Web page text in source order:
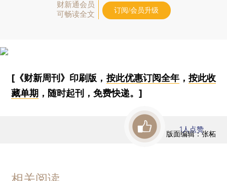
财新通会员
可畅读全文
订阅/会员升级
[《财新周刊》印刷版， 按此优惠订阅全年， 按此收
藏单期 ，随时起刊，免费快递。]
版面编辑：张柘
1 人点赞